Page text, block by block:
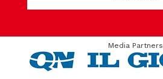
Media Partners